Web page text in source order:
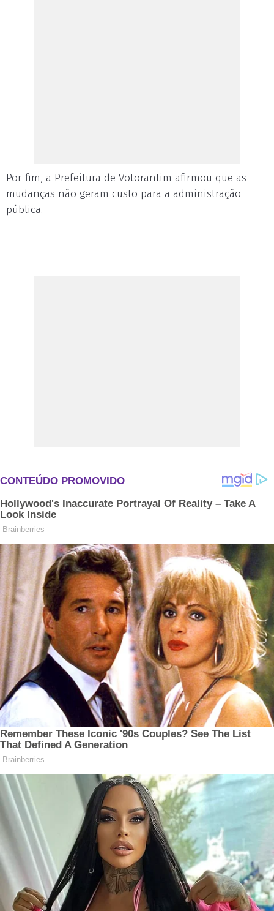
Por fim, a Prefeitura de Votorantim afirmou que as
mudanças não geram custo para a administração
pública.